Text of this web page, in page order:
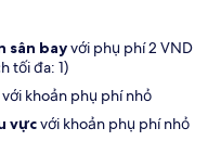
sân bayvới phụ phí 2 VND
tối đa: 1)
với khoản phụ phí nhỏ
vựcvới khoản phụ phí nhỏ